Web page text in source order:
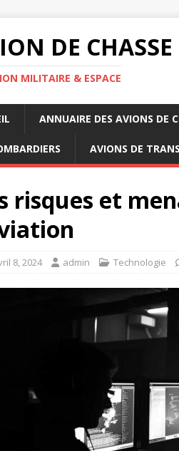
DE CHASSE
MILITAIRE & ESPACE
ANNUAIRE DES AVIONS DE
AVIONS DE
risques et
8, 2024 admin Technologie